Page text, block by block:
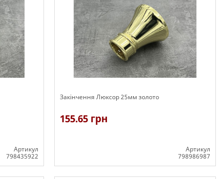
Артикул
798435922
Закінчення Люксор 25мм золото
155.65 грн
Артикул
798986987